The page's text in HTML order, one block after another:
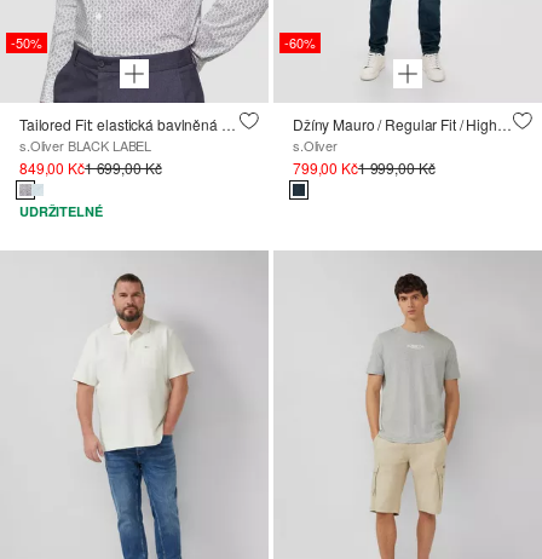
-50%
Tailored Fit: elastická bavlněná košile s potiskem po celé ploše
s.Oliver BLACK LABEL
849,00 Kč1 699,00 Kč
UDRŽITELNÉ
-60%
Džíny Mauro / Regular Fit / High Rise / Tapered Leg
s.Oliver
799,00 Kč1 999,00 Kč